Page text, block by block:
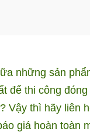
những sản
để thi công
Vậy thì hãy liên
giá hoàn toàn